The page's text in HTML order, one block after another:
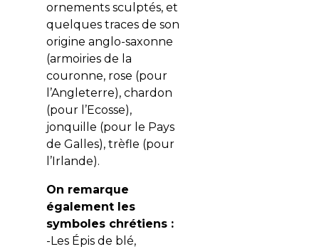
ornements sculptés, et
quelques traces de son
origine anglo-saxonne
(armoiries de la
couronne, rose (pour
l’Angleterre), chardon
(pour l’Ecosse),
jonquille (pour le Pays
de Galles), trèfle (pour
l’Irlande).
On remarque
également les
symboles chrétiens :
-Les Épis de blé,